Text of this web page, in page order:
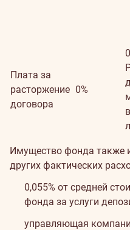
Плата за
расторжение
договора
0%
Имущество фонда также
других фактических
0,055% от средней
фонда за услуги
управляющая